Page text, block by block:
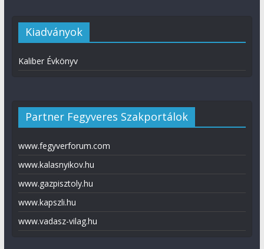
Kiadványok
Kaliber Évkönyv
Partner Fegyveres Szakportálok
www.fegyverforum.com
www.kalasnyikov.hu
www.gazpisztoly.hu
www.kapszli.hu
www.vadasz-vilag.hu